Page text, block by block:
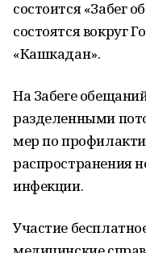
состоится «Забег
состоятся вокруг
«Кашкадан».
На Забеге
разделенными
мер по
распространения
инфекции.
Участие